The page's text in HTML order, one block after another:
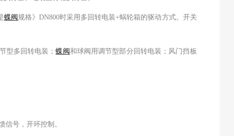
蝶阀规格》DN800时采用多回转电装+蜗轮箱的驱动方式。开关
型多回转电装；蝶阀和球阀用调节型部分回转电装；风门挡板
信号，开环控制。